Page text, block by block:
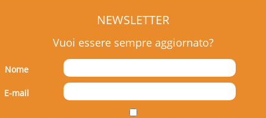
NEWSLETTER
Vuoi essere sempre aggiornato?
Nome
E-mail